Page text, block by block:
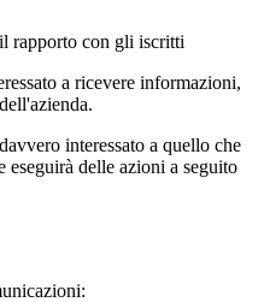
rapporto con gli iscritti
a ricevere informazioni,
interessato a quello che
eseguirà delle azioni a seguito